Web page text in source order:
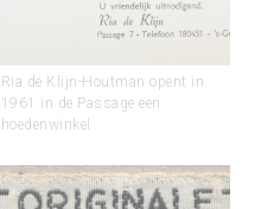
Ria de Klijn-Houtman opent in
1961 in de Passage een
hoedenwinkel